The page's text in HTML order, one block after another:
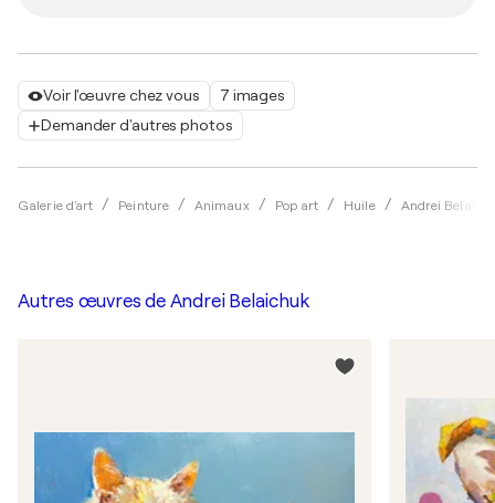
Voir l'œuvre chez vous
7 images
Demander d'autres photos
Galerie d'art Peinture Animaux Pop art Huile Andrei
Autres œuvres de Andrei Belaichuk